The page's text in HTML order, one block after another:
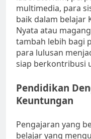
multimedia, para
baik dalam belajar
Nyata atau
tambah lebih bagi
para lulusan
siap berkontribusi
Pendidikan
Keuntungan
Pengajaran yang
belajar yang